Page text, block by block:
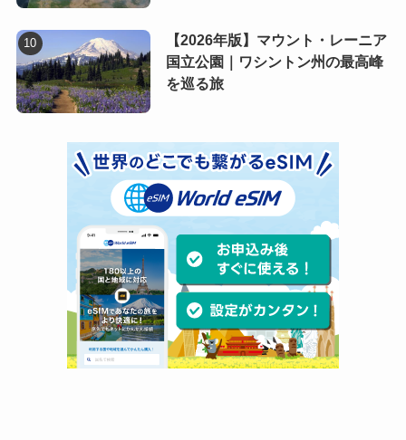
【2026年版】マウント・レーニア
国立公園｜ワシントン州の最高峰
を巡る旅